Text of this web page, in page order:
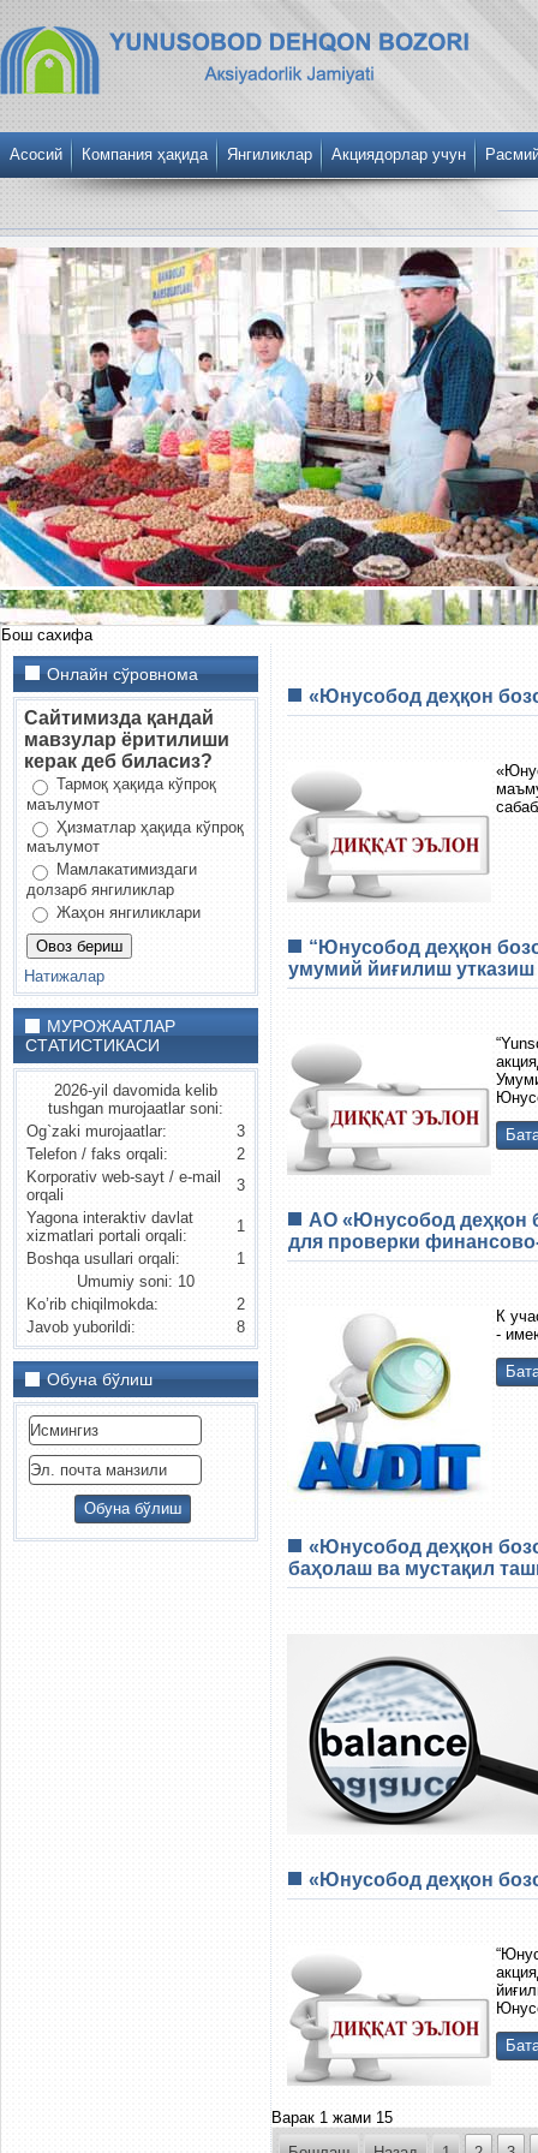
Асосий Компания ҳақида Янгиликлар Акциядорлар учун
Бош сахифа
Онлайн сўровнома
Сайтимизда қандай
мавзулар ёритилиши
керак деб биласиз?
Тармоқ ҳақида кўпроқ
маълумот
Ҳизматлар ҳақида кўпроқ
маълумот
Мамлакатимиздаги
долзарб янгиликлар
Жаҳон янгиликлари
Натижалар
МУРОЖААТЛАР
СТАТИСТИКАСИ
2026-yil davomida kelib
tushgan murojaatlar soni:
Og`zaki murojaatlar:
3
Telefon / faks orqali:
2
Korporativ web-sayt / e-mail
orqali
3
Yagona interaktiv davlat
xizmatlari portali orqali:
1
Boshqa usullari orqali:
1
Umumiy soni: 10
Ko’rib chiqilmokda:
2
Javob yuborildi:
8
Обуна бўлиш
«Юнусобод деҳқон
“Юнусобод деҳқон
умумий йиғилиш
АО «Юнусобод деҳқон
для проверки
К
-
«Юнусобод деҳқон
баҳолаш ва мустақил
«Юнусобод деҳқон
Варак 1 жами 15